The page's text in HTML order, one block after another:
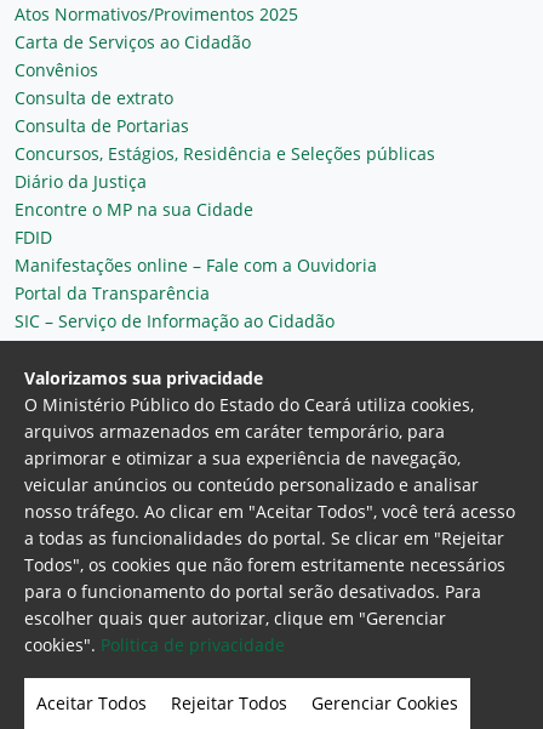
Atos Normativos/Provimentos 2025
Carta de Serviços ao Cidadão
Convênios
Consulta de extrato
Consulta de Portarias
Concursos, Estágios, Residência e Seleções públicas
Diário da Justiça
Encontre o MP na sua Cidade
FDID
Manifestações online – Fale com a Ouvidoria
Portal da Transparência
SIC – Serviço de Informação ao Cidadão
Plantão MP do Ceará
Secretaria Geral
Ministério Público do Estado do Ceará
Procuradoria Geral de Justiça Av. Gen. Afonso
Albuquerque Lima, 130 - Cambeba - CEP:
60.822-325 - Fortaleza, Ceará. Brasil
Home Page Intranet Webmail Office 365
Valorizamos sua privacidade
O Ministério Público do Estado do Ceará utiliza cookies,
arquivos armazenados em caráter temporário, para
aprimorar e otimizar a sua experiência de navegação,
veicular anúncios ou conteúdo personalizado e analisar
nosso tráfego. Ao clicar em "Aceitar Todos", você terá acesso
a todas as funcionalidades do portal. Se clicar em "Rejeitar
Todos", os cookies que não forem estritamente necessários
para o funcionamento do portal serão desativados. Para
escolher quais quer autorizar, clique em "Gerenciar
cookies". Politica de privacidade
Aceitar Todos Rejeitar Todos Gerenciar Cookies